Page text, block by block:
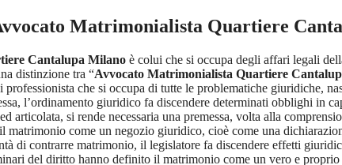
Matrimonialista Quartiere
Cantalupa Milano è colui che si occupa degli affari legali
distinzione tra “Avvocato Matrimonialista Quartiere
che si occupa di tutte le problematiche giuridiche,
l’ordinamento giuridico fa discendere determinati obblighi in
articolata, si rende necessaria una premessa, volta alla
matrimonio come un negozio giuridico, cioè come una
di contrarre matrimonio, il legislatore fa discendere effetti
del diritto hanno definito il matrimonio come un vero e proprio